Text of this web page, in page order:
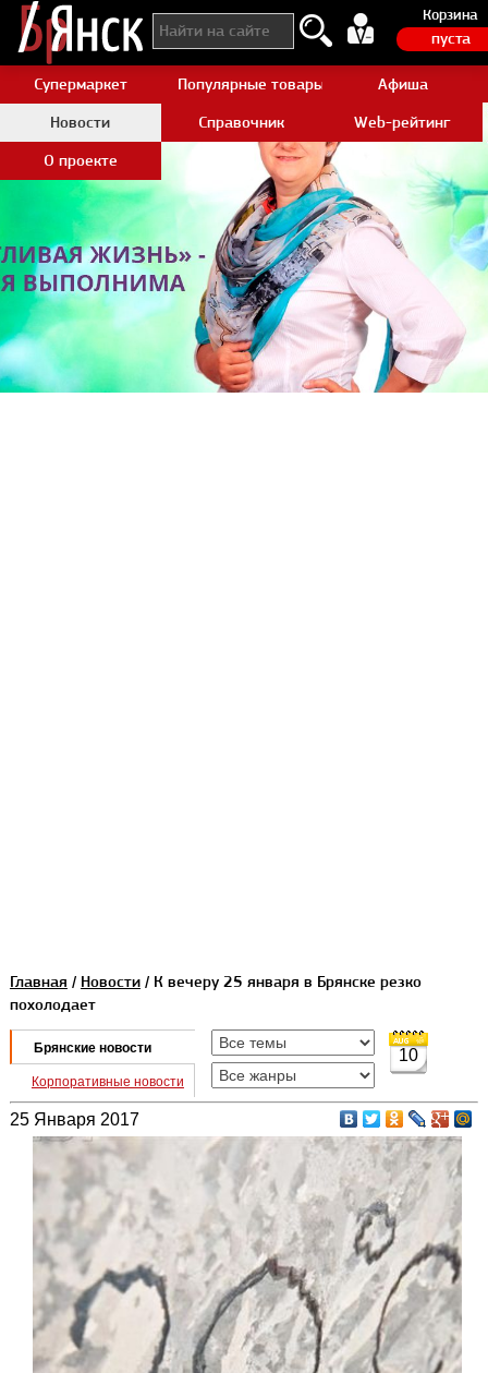
Корзина
пуста
Супермаркет Популярные товары AliexpressАфиша
Новости
Справочник
Web-рейтинг
О проекте
Главная / Новости/ К вечеру 25 января в Брянске резко
похолодает
Брянские новости
Корпоративные новости
10
25 Января 2017